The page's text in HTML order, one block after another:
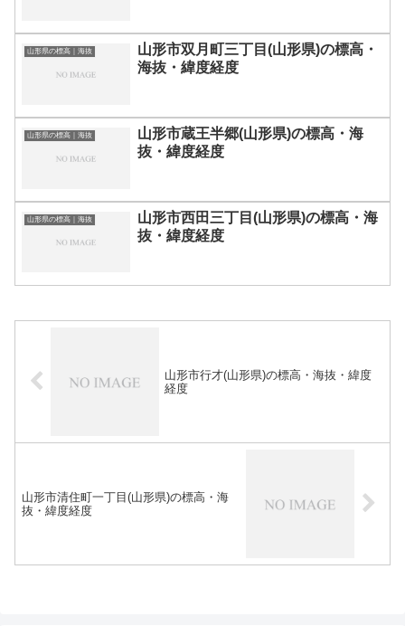
山形県の標高｜海抜
山形市双月町三丁目(山形県)の標高・
海抜・緯度経度
山形県の標高｜海抜
山形市蔵王半郷(山形県)の標高・海
抜・緯度経度
山形県の標高｜海抜
山形市西田三丁目(山形県)の標高・海
抜・緯度経度
山形市行才(山形県)の標高・海抜・緯度
経度
山形市清住町一丁目(山形県)の標高・海
抜・緯度経度